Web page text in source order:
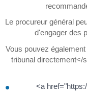
Le procureur général
d'engager des
Vous pouvez
tribunal directement</
<a